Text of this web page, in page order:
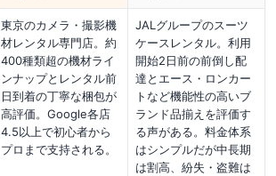
東京のカメラ・撮影機
材レンタル専門店。約
400種類超の機材ライ
ンナップとレンタル前
日到着の丁寧な梱包が
高評価。Google各店
4.5以上で初心者から
プロまで支持される。
JALグループのスーツ
ケースレンタル。利用
開始2日前の前倒し配
達とエース・ロンカー
トなど機能性の高いブ
ランド品揃えを評価す
る声がある。料金体系
はシンプルだが中長期
は割高、紛失・盗難は